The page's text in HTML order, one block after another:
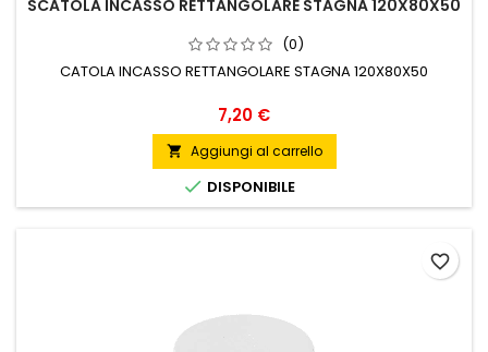
SCATOLA INCASSO RETTANGOLARE STAGNA 120X80X50
(0)
CATOLA INCASSO RETTANGOLARE STAGNA 120X80X50
Prezzo
7,20 €
 Aggiungi al carrello
 DISPONIBILE
favorite_border